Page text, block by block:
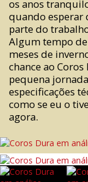
os anos
quando esperar
parte do
Algum tempo
meses de
chance ao
pequena
especificações
como se eu o
agora.